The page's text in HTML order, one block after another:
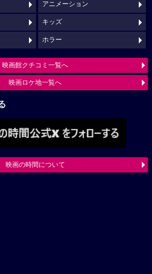
アニメーション
キッズ
ホラー
映画館クチコミ一覧へ
映画ロケ地一覧へ
映画の時間について